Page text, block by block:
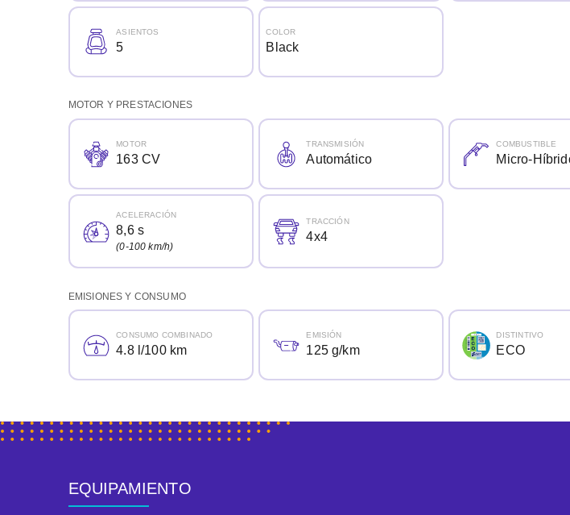
ASIENTOS
5
COLOR
Black
MOTOR Y PRESTACIONES
MOTOR
163 CV
TRANSMISIÓN
Automático
COMBUSTIBLE
Micro-
ACELERACIÓN
8,6 s
(0-100 km/h)
TRACCIÓN
4x4
EMISIONES Y CONSUMO
CONSUMO COMBINADO
4.8 l/100 km
EMISIÓN
125 g/km
DISTINTIVO
ECO
EQUIPAMIENTO